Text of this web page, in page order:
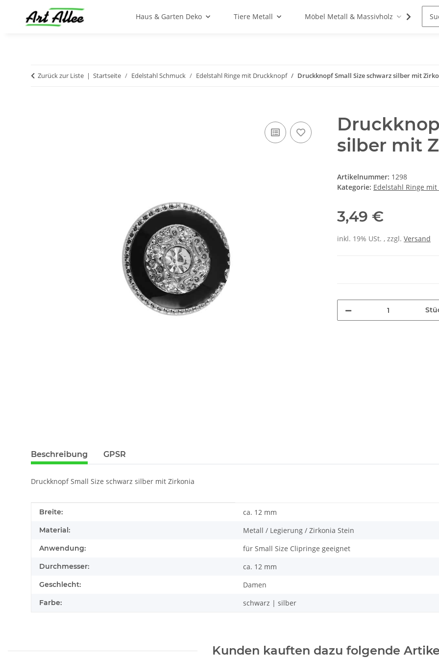
Haus & Garten Deko Tiere Metall Möbel Metall & Massivholz
Zurück zur Liste Startseite Edelstahl Schmuck Edelstahl Ringe mit Druckknopf Druckknopf Small Size schwarz silber mit
silber mit
Artikelnummer: 1298
Kategorie: Edelstahl Ringe
3,49 €
inkl. 19% USt. , zzgl. Versand
Beschreibung GPSR
Druckknopf Small Size schwarz silber mit Zirkonia
Produkteigenschaft
Wert
Breite: ca. 12 mm
Material: Metall / Legierung / Zirkonia Stein
Anwendung: für Small Size Clipringe geeignet
Durchmesser: ca. 12 mm
Geschlecht: Damen
Farbe: schwarz | silber
Kunden kauften dazu folgende